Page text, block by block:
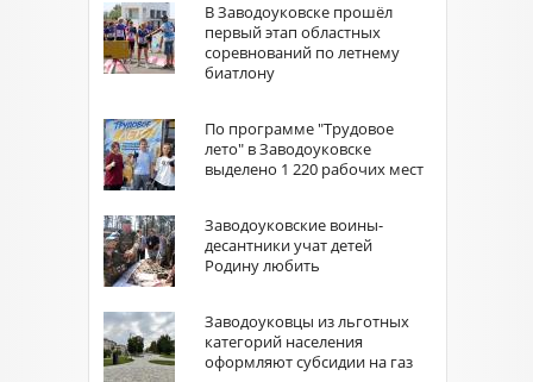
В Заводоуковске прошёл
первый этап областных
соревнований по летнему
биатлону
По программе "Трудовое
лето" в Заводоуковске
выделено 1 220 рабочих мест
Заводоуковские воины-
десантники учат детей
Родину любить
Заводоуковцы из льготных
категорий населения
оформляют субсидии на газ